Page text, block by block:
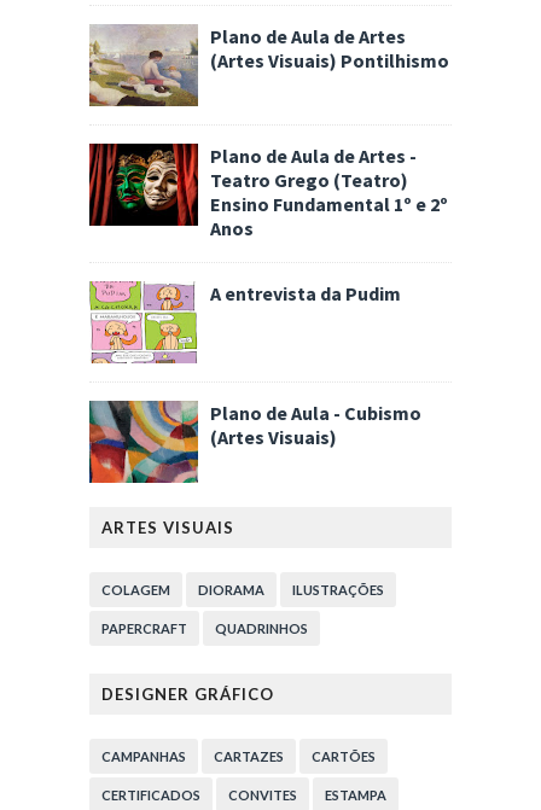
Plano de Aula de Artes
(Artes Visuais) Pontilhismo
Plano de Aula de Artes -
Teatro Grego (Teatro)
Ensino Fundamental 1º e 2º
Anos
A entrevista da Pudim
Plano de Aula - Cubismo
(Artes Visuais)
ARTES VISUAIS
COLAGEM DIORAMA ILUSTRAÇÕES
PAPERCRAFT QUADRINHOS
DESIGNER GRÁFICO
CAMPANHAS CARTAZES CARTÕES
CERTIFICADOS CONVITES ESTAMPA